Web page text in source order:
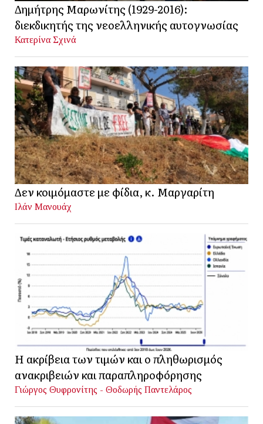
Δημήτρης Μαρωνίτης (1929-2016):
διεκδικητής της νεοελληνικής αυτογνωσίας
Κατερίνα Σχινά
Δεν κοιμόμαστε με φίδια, κ. Μαργαρίτη
Ιλάν Μανουάχ
Η ακρίβεια των τιμών και ο πληθωρισμός
ανακριβειών και παραπληροφόρησης
Γιώργος Θυφρονίτης - Θοδωρής Παντελάρος